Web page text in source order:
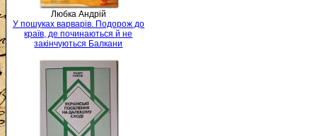
Любка Андрій
У пошуках варварів. Подорож до
країв, де починаються й не
закінчуються Балкани